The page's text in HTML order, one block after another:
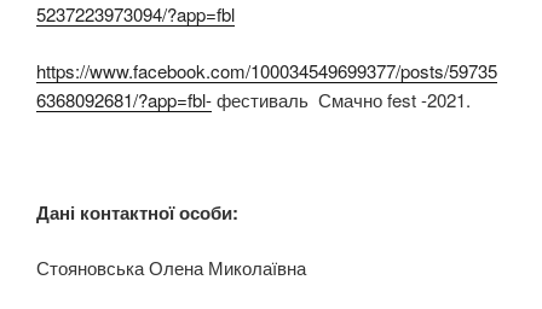
5237223973094/?app=fbl
https://www.facebook.com/100034549699377/posts/59735
6368092681/?app=fbl-фестиваль Смачно fest -2021.
Дані контактної особи:
Стояновська Олена Миколаївна